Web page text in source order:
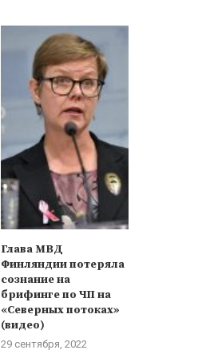
Глава МВД
Финляндии потеряла
сознание на
брифинге по ЧП на
«Северных потоках»
(видео)
29 сентября, 2022